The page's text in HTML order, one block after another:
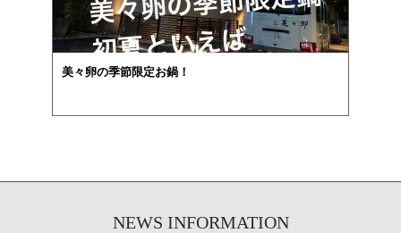
美々卵の季節限定お鍋！
NEWS INFORMATION